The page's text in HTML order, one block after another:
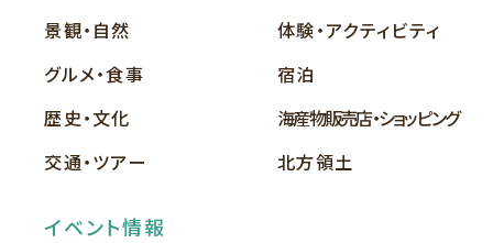
景観・自然
体験・アクティビティ
グルメ・食事
宿泊
歴史・文化
海産物販売店・ショッピング
交通・ツアー
北方領土
イベント情報